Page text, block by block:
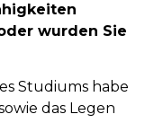
wurden Sie
Studiums habe
das Legen